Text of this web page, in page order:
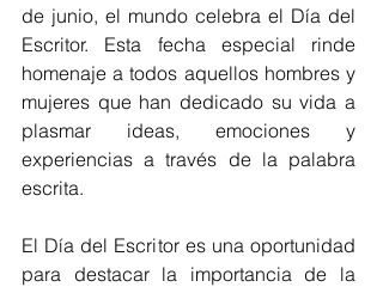
de junio, el mundo celebra el Día del
Escritor. Esta fecha especial rinde
homenaje a todos aquellos hombres y
mujeres que han dedicado su vida a
plasmar ideas, emociones y
experiencias a través de la palabra
escrita.
El Día del Escritor es una oportunidad
para destacar la importancia de la